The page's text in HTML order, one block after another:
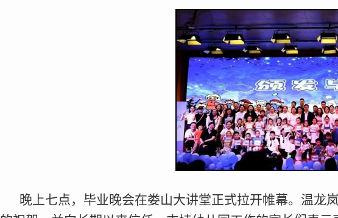
晚上七点，毕业晚会在娄山大讲堂正式拉开帷幕。温龙